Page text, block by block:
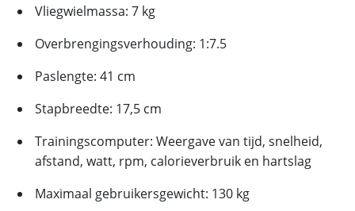
Vliegwielmassa: 7 kg
Overbrengingsverhouding: 1:7.5
Paslengte: 41 cm
Stapbreedte: 17,5 cm
Trainingscomputer: Weergave van tijd, snelheid,
afstand, watt, rpm, calorieverbruik en hartslag
Maximaal gebruikersgewicht: 130 kg